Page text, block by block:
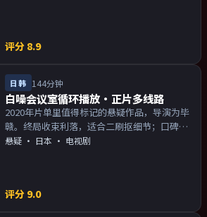
评分 8.9
日韩 144分钟
白噪会议室循环播放·正片多线路
2020年片单里值得标记的悬疑作品，导演为毕
赣。终局收束利落，适合二刷抠细节；口碑向
与娱乐性兼顾。主演以演技派为主，适合喜欢
悬疑 · 日本 · 电视剧
评分 9.0